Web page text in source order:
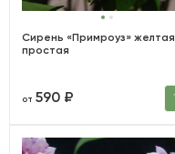
Сирень «Примроуз» желтая,
простая
от590 ₽